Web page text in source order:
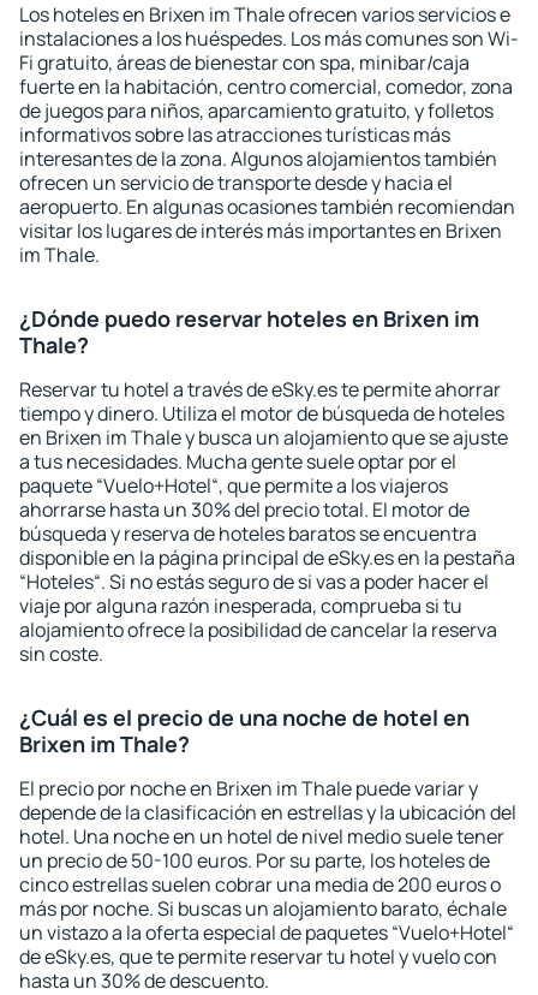
Los hoteles en Brixen im Thale ofrecen varios servicios e
instalaciones a los huéspedes. Los más comunes son Wi-
Fi gratuito, áreas de bienestar con spa, minibar/caja
fuerte en la habitación, centro comercial, comedor, zona
de juegos para niños, aparcamiento gratuito, y folletos
informativos sobre las atracciones turísticas más
interesantes de la zona. Algunos alojamientos también
ofrecen un servicio de transporte desde y hacia el
aeropuerto. En algunas ocasiones también recomiendan
visitar los lugares de interés más importantes en Brixen
im Thale.
¿Dónde puedo reservar hoteles en Brixen im
Thale?
Reservar tu hotel a través de eSky.es te permite ahorrar
tiempo y dinero. Utiliza el motor de búsqueda de hoteles
en Brixen im Thale y busca un alojamiento que se ajuste
a tus necesidades. Mucha gente suele optar por el
paquete “Vuelo+Hotel“, que permite a los viajeros
ahorrarse hasta un 30% del precio total. El motor de
búsqueda y reserva de hoteles baratos se encuentra
disponible en la página principal de eSky.es en la pestaña
“Hoteles“. Si no estás seguro de si vas a poder hacer el
viaje por alguna razón inesperada, comprueba si tu
alojamiento ofrece la posibilidad de cancelar la reserva
sin coste.
¿Cuál es el precio de una noche de hotel en
Brixen im Thale?
El precio por noche en Brixen im Thale puede variar y
depende de la clasificación en estrellas y la ubicación del
hotel. Una noche en un hotel de nivel medio suele tener
un precio de 50-100 euros. Por su parte, los hoteles de
cinco estrellas suelen cobrar una media de 200 euros o
más por noche. Si buscas un alojamiento barato, échale
un vistazo a la oferta especial de paquetes “Vuelo+Hotel“
de eSky.es, que te permite reservar tu hotel y vuelo con
hasta un 30% de descuento.